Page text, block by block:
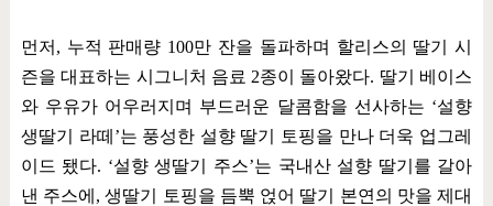
먼저 , 누적 판매량 100만 잔을 돌파하며 할리스의 딸기 시
즌을 대표하는 시그니처 음료 2종이 돌아왔다. 딸기 베이스
와 우유가 어우러지며 부드러운 달콤함을 선사하는 ‘설향
생딸기 라떼 ’는 풍성한 설향 딸기 토핑을 만나 더욱 업그레
이드 됐다. ‘설향 생딸기 주스’는 국내산 설향 딸기를 갈아
낸 주스에 ,생딸기 토핑을 듬뿍 얹어 딸기 본연의 맛을 제대